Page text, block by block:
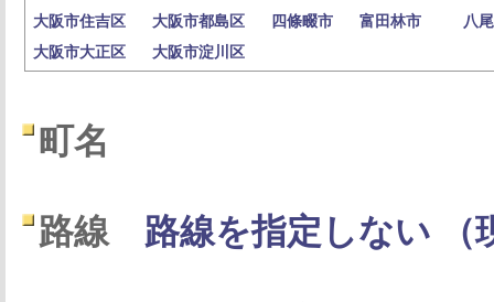
大阪市住吉区
大阪市都島区 四條畷市 富田林市
八
大阪市大正区
大阪市淀川区
町名
路線 路線を指定しない （